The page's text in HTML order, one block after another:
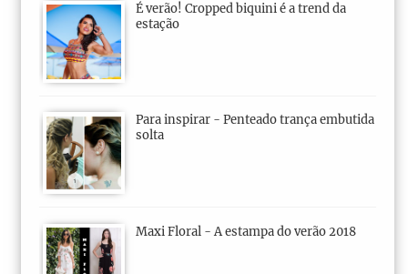
É verão! Cropped biquini é a trend da
estação
Para inspirar - Penteado trança embutida
solta
Maxi Floral - A estampa do verão 2018